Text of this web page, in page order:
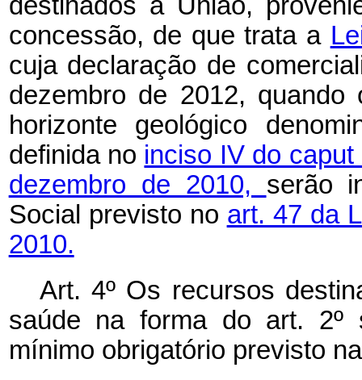
concessão, de que trata a
cuja declaração de
dezembro de 2012,
horizonte geológico
definida no inciso IV do caput
dezembro de 2010, serão
Social previsto no art. 47 da
2010.
Art. 4º Os recursos
saúde na forma do art. 2º
mínimo obrigatório previsto